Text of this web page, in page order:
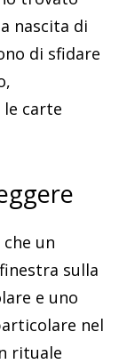
nascita di
di sfidare
le carte
un
sulla
e uno
nel
rituale